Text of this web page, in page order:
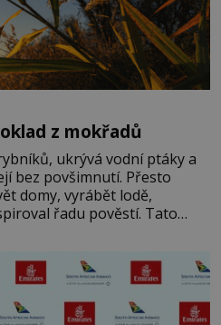
z mokřadů
ukrývá vodní ptáky a
bez povšimnutí. Přesto
domy, vyrábět lodě,
řadu pověstí. Tato
podívat